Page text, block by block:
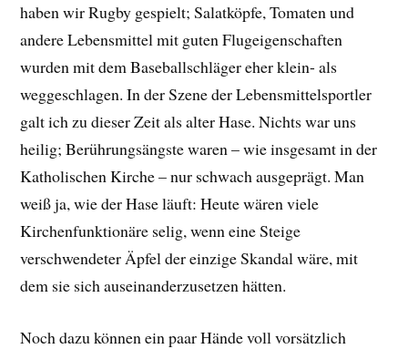
haben wir Rugby gespielt; Salatköpfe, Tomaten und
andere Lebensmittel mit guten Flugeigenschaften
wurden mit dem Baseballschläger eher klein- als
weggeschlagen. In der Szene der Lebensmittelsportler
galt ich zu dieser Zeit als alter Hase. Nichts war uns
heilig; Berührungsängste waren – wie insgesamt in der
Katholischen Kirche – nur schwach ausgeprägt. Man
weiß ja, wie der Hase läuft: Heute wären viele
Kirchenfunktionäre selig, wenn eine Steige
verschwendeter Äpfel der einzige Skandal wäre, mit
dem sie sich auseinanderzusetzen hätten.
Noch dazu können ein paar Hände voll vorsätzlich